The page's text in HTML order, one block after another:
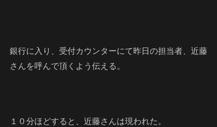
銀行に入り、受付カウンターにて昨日の担当者、近藤
さんを呼んで頂くよう伝える。
１０分ほどすると、近藤さんは現われた。